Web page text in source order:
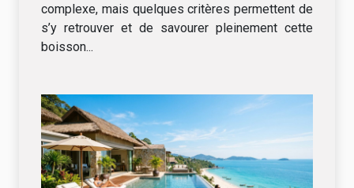
complexe, mais quelques critères permettent de
s’y retrouver et de savourer pleinement cette
boisson...